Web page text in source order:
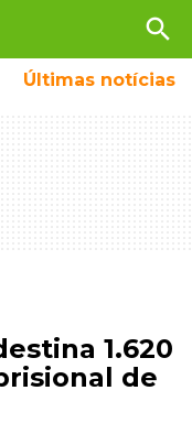
search
Últimas notícias
1.620
de